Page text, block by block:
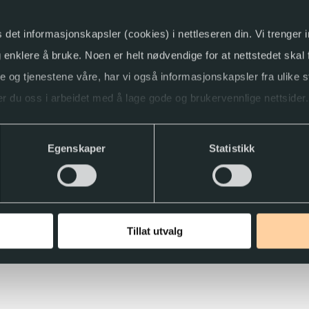
det informasjonskapsler (cookies) i nettleseren din. Vi trenger
å bruke. Noen er helt nødvendige for at nettstedet
og tjenestene våre, har vi også informasjonskapsler fra ulike
du oss i arbeidet med å lage gode og brukervennlige nettsider.
Egenskaper Statistikk
Tillat utvalg
og lever
år:
en
hvordan
forsvinner
venners